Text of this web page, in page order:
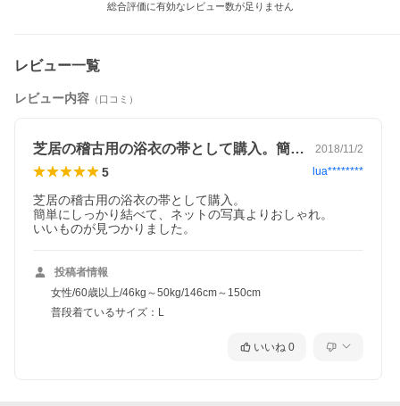
総合評価に有効なレビュー数が足りません
レビュー一覧
レビュー内容 （口コミ）
芝居の稽古用の浴衣の帯として購入。簡単… 2018/11/2
5 lua********
芝居の稽古用の浴衣の帯として購入。
簡単にしっかり結べて、ネットの写真よりおしゃれ。
いいものが見つかりました。
投稿者情報
女性/60歳以上/46kg～50kg/146cm～150cm
普段着ているサイズ：L
いいね 0